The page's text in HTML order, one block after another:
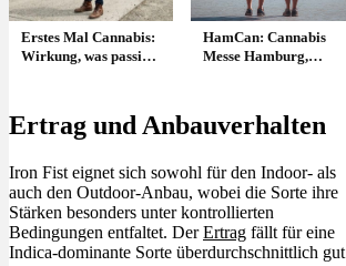
Erstes Mal Cannabis:
Wirkung, was passiert
HamCan: Cannabis
Messe Hamburg,
Ertrag und Anbauverhalten
Iron Fist eignet sich sowohl für den Indoor- als
auch den Outdoor-Anbau, wobei die Sorte ihre
Stärken besonders unter kontrollierten
Bedingungen entfaltet. DerErtrag fällt für eine
Indica-dominante Sorte überdurchschnittlich gut